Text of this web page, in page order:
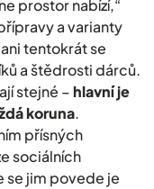
prostor nabízí,“
a varianty
tentokrát se
a štědrosti dárců.
stejné –hlavní je
koruna.
přísných
sociálních
se jim povede je